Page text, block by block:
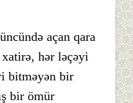
açan qara
hər ləçəyi
bitməyən bir
bir ömür